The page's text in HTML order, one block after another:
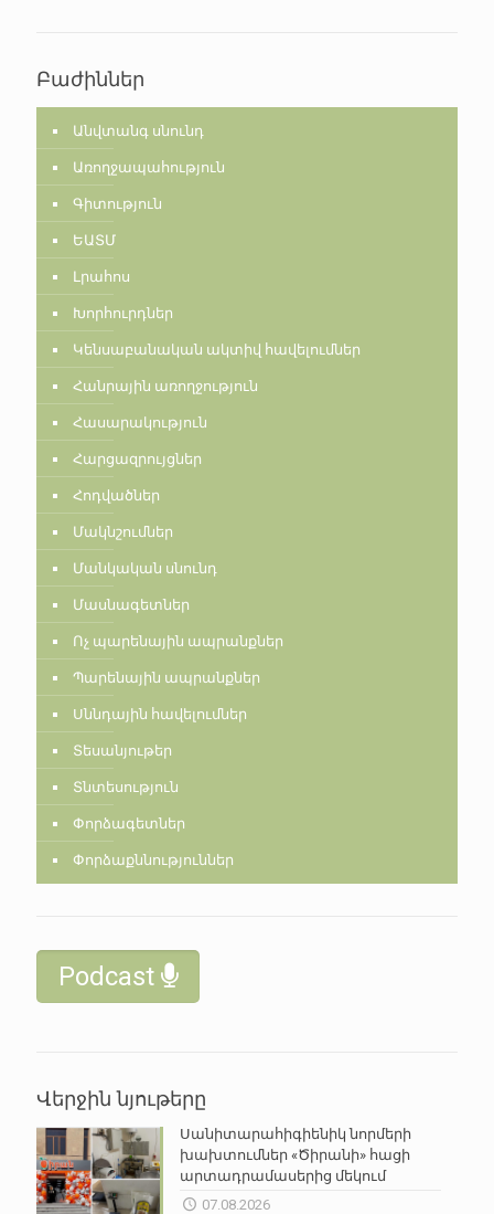
Բաժիններ
Անվտանգ սնունդ
Առողջապահություն
Գիտություն
ԵԱՏՄ
Լրահոս
Խորհուրդներ
Կենսաբանական ակտիվ հավելումներ
Հանրային առողջություն
Հասարակություն
Հարցազրույցներ
Հոդվածներ
Մակնշումներ
Մանկական սնունդ
Մասնագետներ
Ոչ պարենային ապրանքներ
Պարենային ապրանքներ
Սննդային հավելումներ
Տեսանյութեր
Տնտեսություն
Փորձագետներ
Փորձաքննություններ
Podcast
Վերջին նյութերը
Սանիտարահիգիենիկ նորմերի
խախտումներ «Ծիրանի» հացի
արտադրամասերից մեկում
07.08.2026